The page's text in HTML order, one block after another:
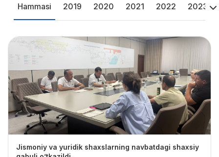
Hammasi 2019 2020 2021 2022 2023
Jismoniy va yuridik shaxslarning navbatdagi shaxsiy